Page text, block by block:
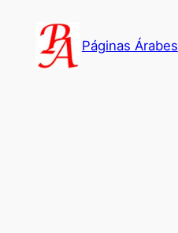
contenido
Páginas Árabes